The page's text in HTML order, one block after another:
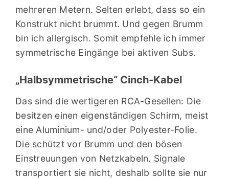
mehreren Metern. Selten erlebt, dass so ein
Konstrukt nicht brummt. Und gegen Brumm
bin ich allergisch. Somit empfehle ich immer
symmetrische Eingänge bei aktiven Subs.
„Halbsymmetrische“ Cinch-Kabel
Das sind die wertigeren RCA-Gesellen: Die
besitzen einen eigenständigen Schirm, meist
eine Aluminium- und/oder Polyester-Folie.
Die schützt vor Brumm und den bösen
Einstreuungen von Netzkabeln. Signale
transportiert sie nicht, deshalb sollte sie nur